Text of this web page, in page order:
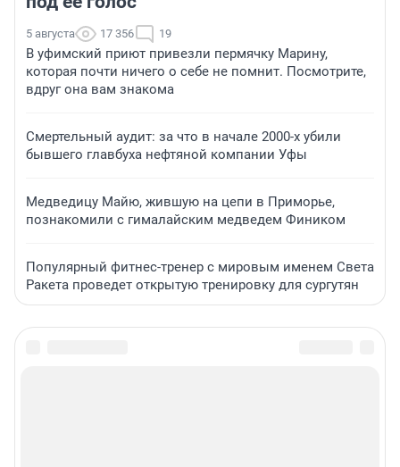
5 августа 17 356 19
В уфимский приют привезли пермячку Марину,
которая почти ничего о себе не помнит. Посмотрите,
вдруг она вам знакома
Смертельный аудит: за что в начале 2000-х убили
бывшего главбуха нефтяной компании Уфы
Медведицу Майю, жившую на цепи в Приморье,
познакомили с гималайским медведем Фиником
Популярный фитнес-тренер с мировым именем Света
Ракета проведет открытую тренировку для сургутян